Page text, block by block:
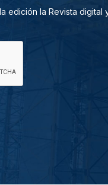
edición la Revista